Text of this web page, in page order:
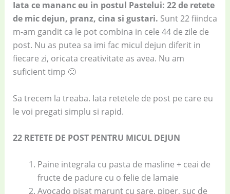
Iata ce mananc eu in postul Pastelui: 22 de retete
de mic dejun, pranz, cina si gustari. Sunt 22 fiindca
m-am gandit ca le pot combina in cele 44 de zile de
post. Nu as putea sa imi fac micul dejun diferit in
fiecare zi, oricata creativitate as avea. Nu am
suficient timp 🙂
Sa trecem la treaba. Iata retetele de post pe care eu
le voi pregati simplu si rapid.
22 RETETE DE POST PENTRU MICUL DEJUN
Paine integrala cu pasta de masline + ceai de
fructe de padure cu o felie de lamaie
Avocado pisat marunt cu sare, piper, suc de